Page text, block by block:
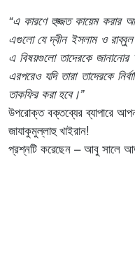
“এ কারণে হুজ্জত কায়েম করার
এগুলো যে দ্বীন ইসলাম ও রাব্বুল
এ বিষয়গুলো তাদেরকে
এরপরেও যদি তারা তাদেরকে
তাকফির করা হবে।”
উপরোক্ত বক্তব্যের ব্যাপারে
জাযাকুমুল্লাহু খাইরান!
প্রশ্নটি করেছেন – আবু সালে